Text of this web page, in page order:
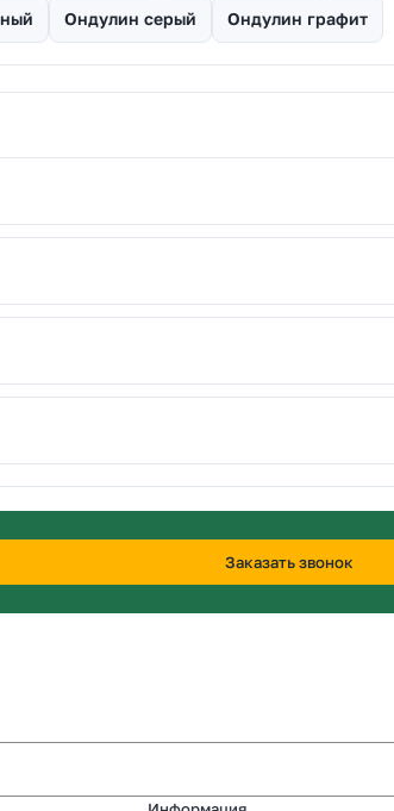
Ондулин серый Ондулин графит
Заказать звонок